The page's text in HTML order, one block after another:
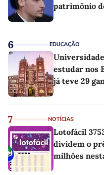
patrimônio
6 EDUCAÇÃO
estudar nos
já teve 29
7 NOTÍCIAS
Lotofácil
dividem o
milhões